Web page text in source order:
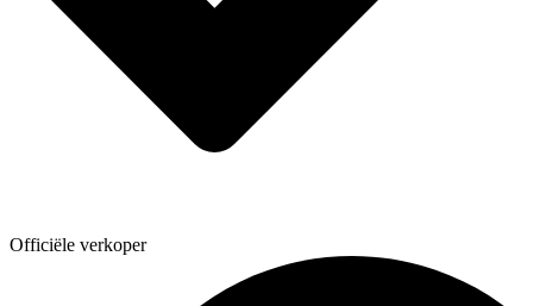
Officiële verkoper